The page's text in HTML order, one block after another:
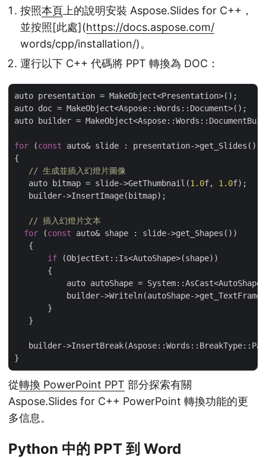
按照本頁 上的說明安裝 Aspose.Slides for C++，
並按照[此處](https://docs.aspose.com/
words/cpp/installation/)。
運行以下 C++ 代碼將 PPT 轉換為 DOC：
auto presentation = MakeObject<Presentation>();
auto doc = MakeObject<Aspose::Words::Document>();
auto builder =
for (const auto& slide : presentation->get_Slides())
{
// 生成並插入幻燈片圖像
   auto bitmap = slide->GetThumbnail(
1.0f, 1.0f);
   builder->InsertImage(bitmap);
// 插入幻燈片文本
for (const auto& shape : slide->get_Shapes())
   {
if (ObjectExt::Is<AutoShape>(shape))
       {
auto autoShape =
builder->Writeln(autoShape-
       }
   }
builder-
從轉換 PowerPoint PPT 部分探索有關
Aspose.Slides for C++ PowerPoint 轉換功能的更
多信息。
Python 中的 PPT 到 Word